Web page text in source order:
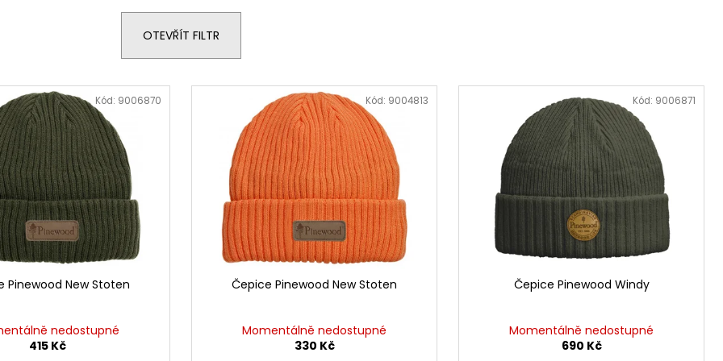
OTEVŘÍT FILTR
Pinewood New Stoten
nedostupné
415 Kč
Kód: 9006870
Čepice Pinewood New Stoten
Momentálně nedostupné
330 Kč
Kód: 9004813
Čepice Pinewood Windy
Momentálně nedostupné
690 Kč
Kód: 9006871